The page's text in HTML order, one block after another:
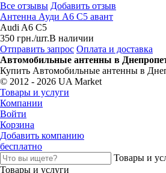
Все отзывы Добавить отзыв
Антенна Ауди А6 С5 авант
Audi A6 C5
350 грн./шт.В наличии
Отправить запрос Оплата и доставка
Автомобильные антенны в
Купить Автомобильные антенны в
© 2012 - 2026 UA Market
Товары и услуги
Компании
Войти
Корзина
Добавить компанию
бесплатно
Товары и
Товары и услуги